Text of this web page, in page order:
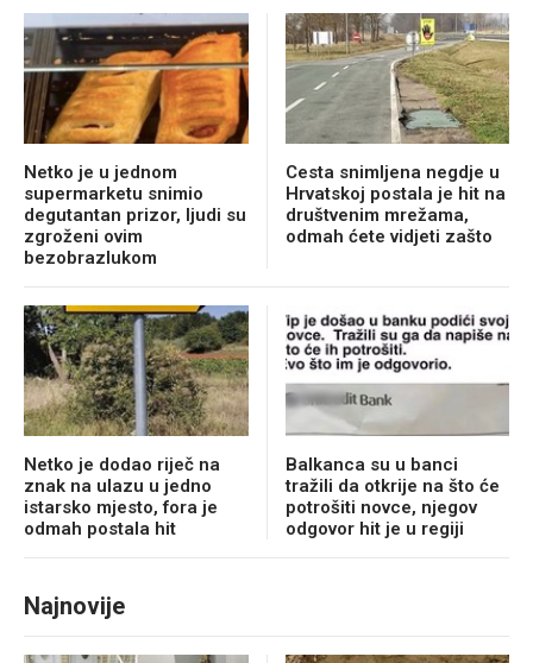
Netko je u jednom
supermarketu snimio
degutantan prizor, ljudi su
zgroženi ovim
bezobrazlukom
Cesta snimljena negdje u
Hrvatskoj postala je hit na
društvenim mrežama,
odmah ćete vidjeti zašto
Netko je dodao riječ na
znak na ulazu u jedno
istarsko mjesto, fora je
odmah postala hit
Balkanca su u banci
tražili da otkrije na što će
potrošiti novce, njegov
odgovor hit je u regiji
Najnovije